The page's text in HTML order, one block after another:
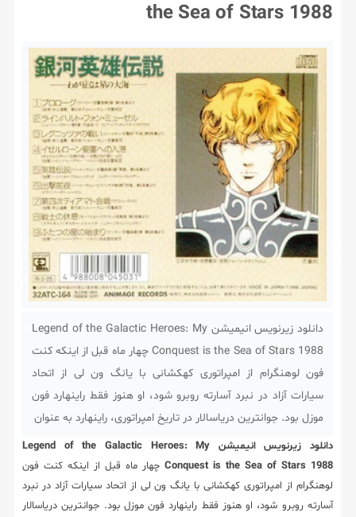
the Sea of Stars 1988
دانلود زیرنویس انیمیشن Legend of the Galactic Heroes: My
Conquest is the Sea of Stars 1988 چهار ماه قبل از اینکه کنت
فون لوهنگرام از امپراتوری کهکشانی با یانگ ون لی از اتحاد
سیارات آزاد در نبرد آسارته روبرو شود، او هنوز فقط راینهارد فون
موزل بود. جوانترین دریاسالار در تاریخ امپراتوری، راینهارد به عنوان
دانلود زیرنویس انیمیشن Legend of the Galactic Heroes: My
Conquest is the Sea of Stars 1988 چهار ماه قبل از اینکه کنت فون
لوهنگرام از امپراتوری کهکشانی با یانگ ون لی از اتحاد سیارات آزاد در نبرد
آسارته روبرو شود، او هنوز فقط راینهارد فون موزل بود. جوانترین دریاسالار